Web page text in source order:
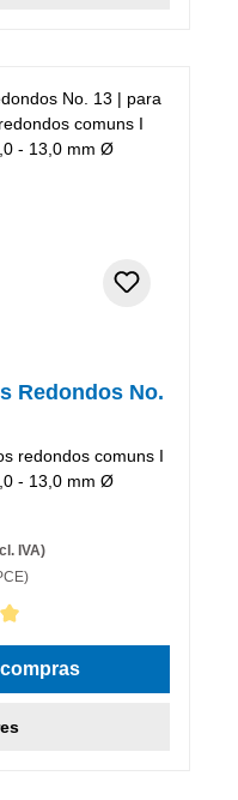
Redondos No.
redondos comuns I
- 13,0 mm Ø
IVA)